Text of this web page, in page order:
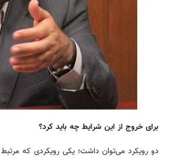
برای خروج از این شرایط چه باید کرد؟
دو رویکرد می‌توان داشت؛ یکی رویکردی که